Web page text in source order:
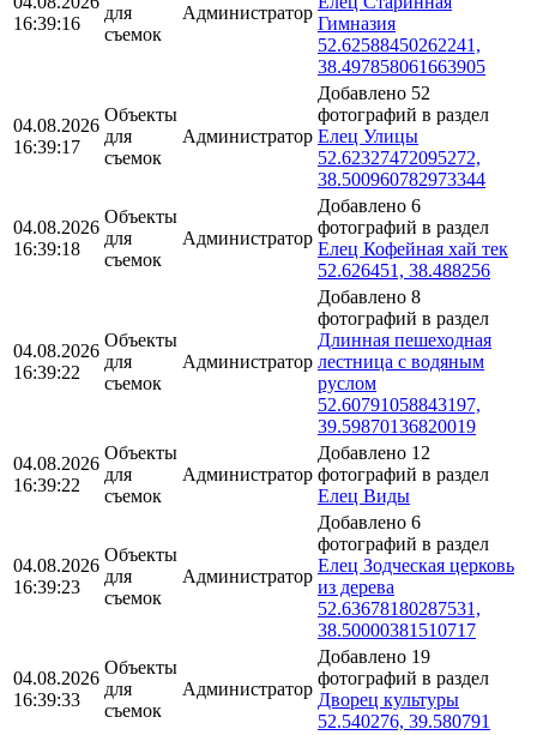
16:39:16
для
съемок
Администратор
Гимназия
52.62588450262241,
38.497858061663905
04.08.2026
16:39:17
Объекты
для
съемок
Администратор
Добавлено 52
фотографий в раздел
Елец Улицы
52.62327472095272,
38.500960782973344
04.08.2026
16:39:18
Объекты
для
съемок
Администратор
Добавлено 6
фотографий в раздел
Елец Кофейная хай тек
52.626451, 38.488256
04.08.2026
16:39:22
Объекты
для
съемок
Администратор
Добавлено 8
фотографий в раздел
Длинная пешеходная
лестница с водяным
руслом
52.60791058843197,
39.59870136820019
04.08.2026
16:39:22
Объекты
для
съемок
Администратор
Добавлено 12
фотографий в раздел
Елец Виды
04.08.2026
16:39:23
Объекты
для
съемок
Администратор
Добавлено 6
фотографий в раздел
Елец Зодческая церковь
из дерева
52.63678180287531,
38.50000381510717
04.08.2026
16:39:33
Объекты
для
съемок
Администратор
Добавлено 19
фотографий в раздел
Дворец культуры
52.540276, 39.580791